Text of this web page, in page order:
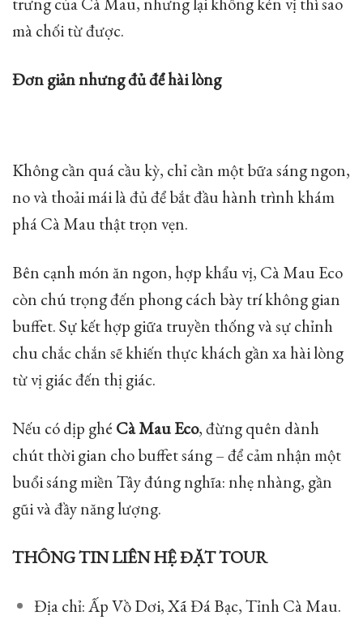
mà chối từ được.
Đơn giản nhưng đủ để hài lòng
Không cần quá cầu kỳ, chỉ cần một bữa sáng ngon,
no và thoải mái là đủ để bắt đầu hành trình khám
phá Cà Mau thật trọn vẹn.
Bên cạnh món ăn ngon, hợp khẩu vị, Cà Mau Eco
còn chú trọng đến phong cách bày trí không gian
buffet. Sự kết hợp giữa truyền thống và sự chỉnh
chu chắc chắn sẽ khiến thực khách gần xa hài lòng
từ vị giác đến thị giác.
Nếu có dịp ghé Cà Mau Eco, đừng quên dành
chút thời gian cho buffet sáng – để cảm nhận một
buổi sáng miền Tây đúng nghĩa: nhẹ nhàng, gần
gũi và đầy năng lượng.
THÔNG TIN LIÊN HỆ ĐẶT TOUR
Địa chỉ: Ấp Vồ Dơi, Xã Đá Bạc, Tỉnh Cà Mau.